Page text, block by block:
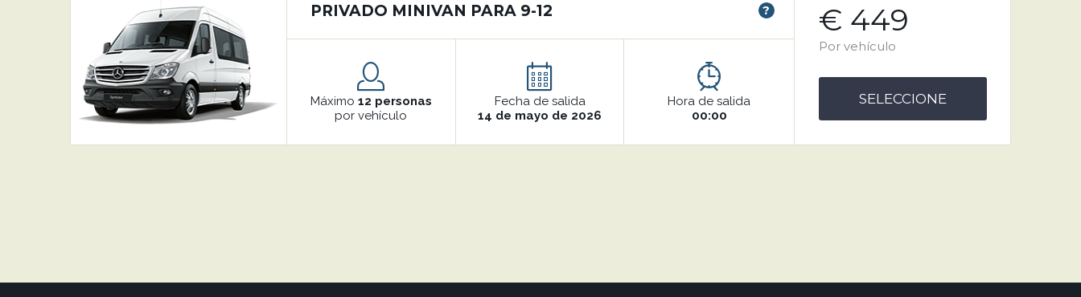
PRIVADO MINIVAN PARA 9-12 ?
Máximo 12 personas
por vehículo
Fecha de salida
14 de mayo de 2026
Hora de salida
00:00
€ 449
Por vehículo
SELECCIONE